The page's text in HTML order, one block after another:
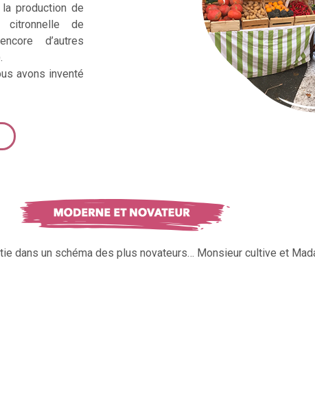
production de
citronnelle de
d’autres
avons inventé
dans un schéma des plus novateurs… Monsieur cultive et